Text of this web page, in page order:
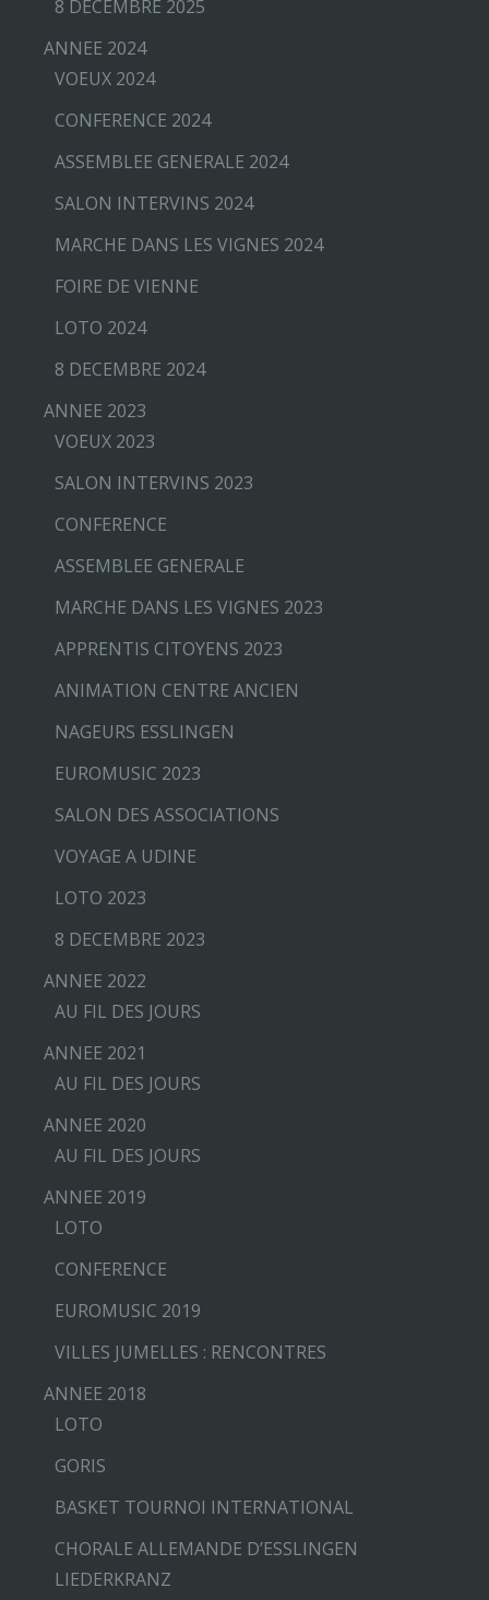
8 DECEMBRE 2025
ANNEE 2024
VOEUX 2024
CONFERENCE 2024
ASSEMBLEE GENERALE 2024
SALON INTERVINS 2024
MARCHE DANS LES VIGNES 2024
FOIRE DE VIENNE
LOTO 2024
8 DECEMBRE 2024
ANNEE 2023
VOEUX 2023
SALON INTERVINS 2023
CONFERENCE
ASSEMBLEE GENERALE
MARCHE DANS LES VIGNES 2023
APPRENTIS CITOYENS 2023
ANIMATION CENTRE ANCIEN
NAGEURS ESSLINGEN
EUROMUSIC 2023
SALON DES ASSOCIATIONS
VOYAGE A UDINE
LOTO 2023
8 DECEMBRE 2023
ANNEE 2022
AU FIL DES JOURS
ANNEE 2021
AU FIL DES JOURS
ANNEE 2020
AU FIL DES JOURS
ANNEE 2019
LOTO
CONFERENCE
EUROMUSIC 2019
VILLES JUMELLES : RENCONTRES
ANNEE 2018
LOTO
GORIS
BASKET TOURNOI INTERNATIONAL
CHORALE ALLEMANDE D’ESSLINGEN
LIEDERKRANZ